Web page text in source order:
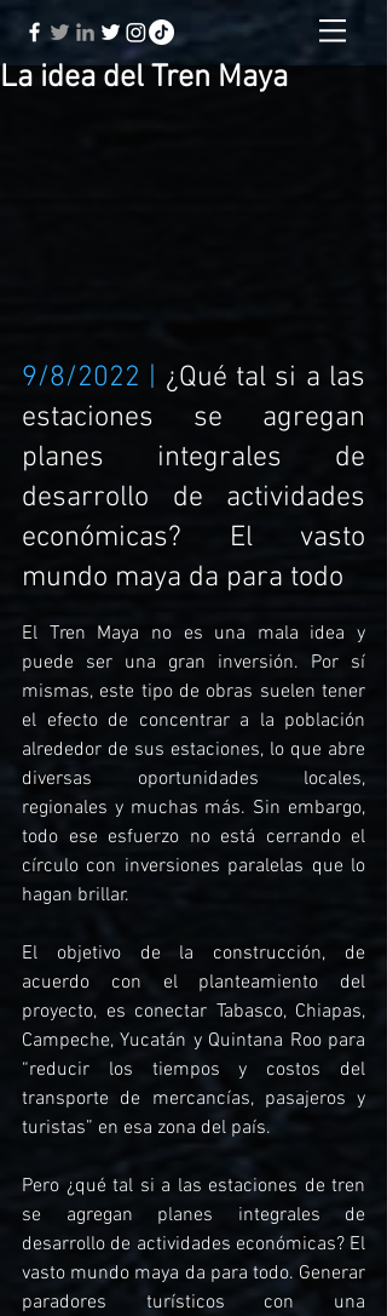
La idea del Tren Maya
9/8/2022 | ¿Qué tal si a las
estaciones se agregan
planes integrales de
desarrollo de actividades
económicas? El vasto
mundo maya da para todo
El Tren Maya no es una mala idea y
puede ser una gran inversión. Por sí
mismas, este tipo de obras suelen tener
el efecto de concentrar a la población
alrededor de sus estaciones, lo que abre
diversas oportunidades locales,
regionales y muchas más. Sin embargo,
todo ese esfuerzo no está cerrando el
círculo con inversiones paralelas que lo
hagan brillar.
El objetivo de la construcción, de
acuerdo con el planteamiento del
proyecto, es conectar Tabasco, Chiapas,
Campeche, Yucatán y Quintana Roo para
“reducir los tiempos y costos del
transporte de mercancías, pasajeros y
turistas” en esa zona del país.
Pero ¿qué tal si a las estaciones de tren
se agregan planes integrales de
desarrollo de actividades económicas? El
vasto mundo maya da para todo. Generar
paradores turísticos con una